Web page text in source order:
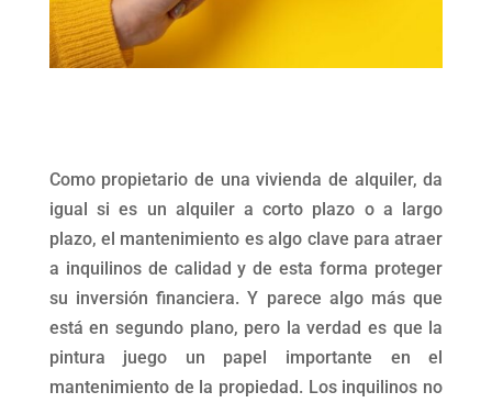
Como propietario de una vivienda de alquiler, da
igual si es un alquiler a corto plazo o a largo
plazo, el mantenimiento es algo clave para atraer
a inquilinos de calidad y de esta forma proteger
su inversión financiera. Y parece algo más que
está en segundo plano, pero la verdad es que la
pintura juego un papel importante en el
mantenimiento de la propiedad. Los inquilinos no